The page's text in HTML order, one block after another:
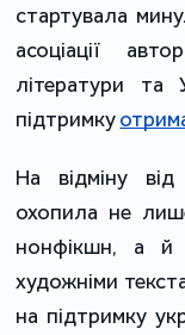
стартувала
асоціації
літератури та
підтримку
На відміну від
охопила не
нонфікшн, а й
художніми
на підтримку